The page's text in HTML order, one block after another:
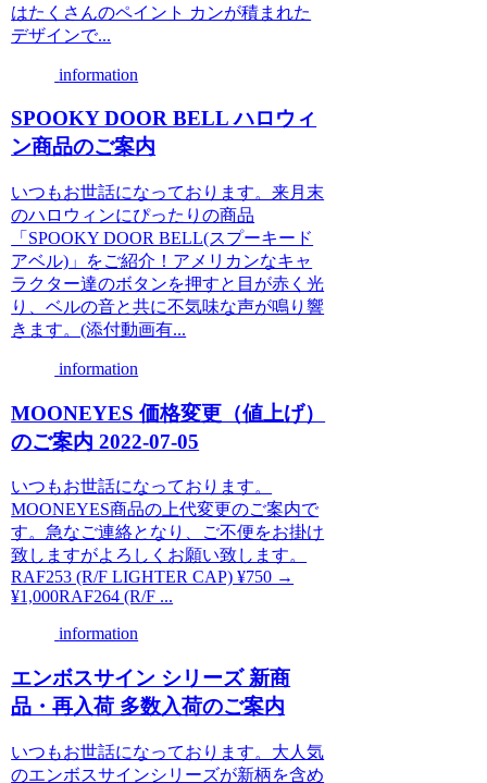
はたくさんのペイント カンが積まれた
デザインで...
information
SPOOKY DOOR BELL ハロウィ
ン商品のご案内
いつもお世話になっております。来月末
のハロウィンにぴったりの商品
「SPOOKY DOOR BELL(スプーキード
アベル)」をご紹介！アメリカンなキャ
ラクター達のボタンを押すと目が赤く光
り、ベルの音と共に不気味な声が鳴り響
きます。(添付動画有...
information
MOONEYES 価格変更（値上げ）
のご案内 2022-07-05
いつもお世話になっております。
MOONEYES商品の上代変更のご案内で
す。急なご連絡となり、ご不便をお掛け
致しますがよろしくお願い致します。
RAF253 (R/F LIGHTER CAP) ¥750 →
¥1,000RAF264 (R/F ...
information
エンボスサイン シリーズ 新商
品・再入荷 多数入荷のご案内
いつもお世話になっております。大人気
のエンボスサインシリーズが新柄を含め